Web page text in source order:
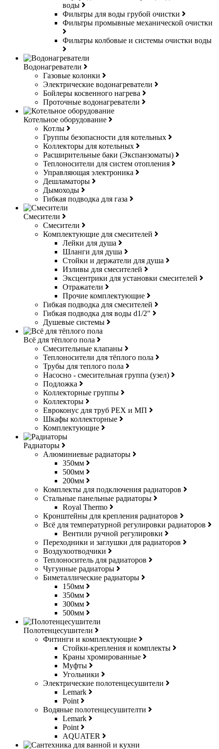
воды
Фильтры для воды грубой очистки
Фильтры промывные механической очистки
Фильтры колбовые и системы очистки воды
Водонагреватели
Газовые колонки
Электрические водонагреватели
Бойлеры косвенного нагрева
Проточные водонагреватели
Котельное оборудование
Котлы
Группы безопасности для котельных
Коллекторы для котельных
Расширительные баки (Экспанзоматы)
Теплоносители для систем отопления
Управляющая электроника
Дешламаторы
Дымоходы
Гибкая подводка для газа
Смесители
Смесители
Комплектующие для смесителей
Лейки для душа
Шланги для душа
Стойки и держатели для душа
Изливы для смесителей
Эксцентрики для установки смесителей
Отражатели
Прочие комплектующие
Гибкая подводка для смесителей
Гибкая подводка для воды d1/2"
Душевые системы
Всё для тёплого пола
Смесительные клапаны
Теплоносители для тёплого пола
Трубы для теплого пола
Насосно - смесительная группа (узел)
Подложка
Коллекторные группы
Коллекторы
Евроконус для труб РЕХ и МП
Шкафы коллекторные
Комплектующие
Радиаторы
Алюминиевые радиаторы
350мм
500мм
200мм
Комплекты для подключения радиаторов
Стальные панельные радиаторы
Royal Thermo
Кронштейны для крепления радиаторов
Всё для температурной регулировки радиаторов
Вентили ручной регулировки
Переходники и заглушки для радиаторов
Воздухоотводчики
Теплоноситель для радиаторов
Чугунные радиаторы
Биметаллические радиаторы
150мм
350мм
300мм
500мм
Полотенцесушители
Фитинги и комплектующие
Стойки-крепления и комплекты
Краны хромированные
Муфты
Угольники
Электрические полотенцесушители
Lemark
Point
Водяные полотенцесушителти
Lemark
Point
AQUATER